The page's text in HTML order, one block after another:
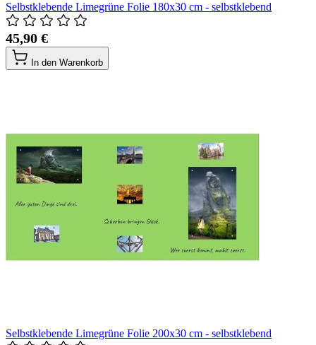
Selbstklebende Limegrüne Folie 180x30 cm - selbstklebend
45,90 €
In den Warenkorb
Selbstklebende Limegrüne Folie 200x30 cm - selbstklebend